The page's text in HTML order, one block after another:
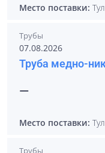
Место поставки:
Трубы
07.08.2026
Труба медно-
—
Место поставки:
Трубы